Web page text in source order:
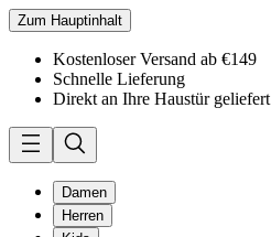
Zum Hauptinhalt
Kostenloser Versand ab €149
Schnelle Lieferung
Direkt an Ihre Haustür geliefert
Damen
Herren